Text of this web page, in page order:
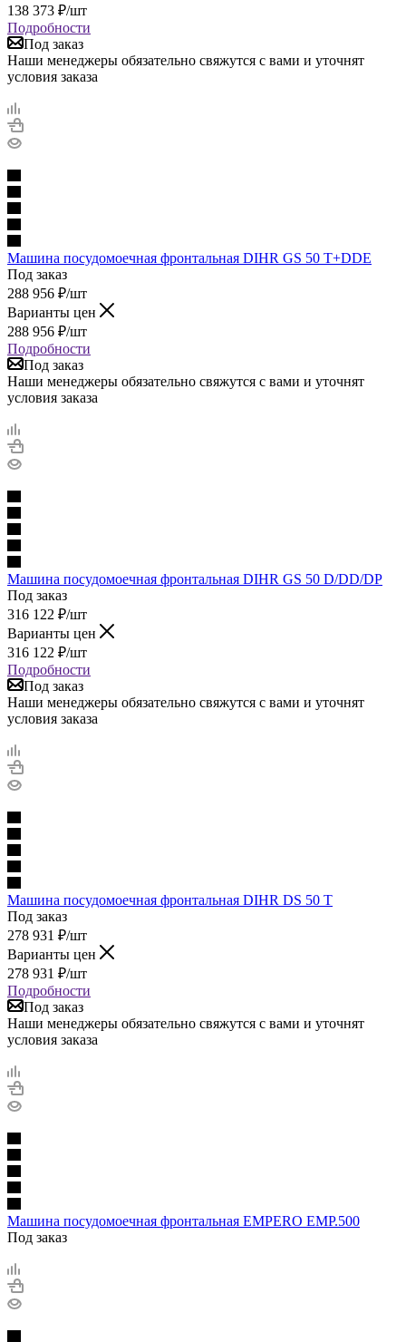
138 373 ₽/шт
Подробности
Под заказ
Наши менеджеры обязательно свяжутся с вами и уточнят
условия заказа
Машина посудомоечная фронтальная DIHR GS 50 T+DDE
Под заказ
288 956 ₽/шт
Варианты цен
288 956 ₽/шт
Подробности
Под заказ
Наши менеджеры обязательно свяжутся с вами и уточнят
условия заказа
Машина посудомоечная фронтальная DIHR GS 50 D/DD/DP
Под заказ
316 122 ₽/шт
Варианты цен
316 122 ₽/шт
Подробности
Под заказ
Наши менеджеры обязательно свяжутся с вами и уточнят
условия заказа
Машина посудомоечная фронтальная DIHR DS 50 T
Под заказ
278 931 ₽/шт
Варианты цен
278 931 ₽/шт
Подробности
Под заказ
Наши менеджеры обязательно свяжутся с вами и уточнят
условия заказа
Машина посудомоечная фронтальная EMPERO EMP.500
Под заказ